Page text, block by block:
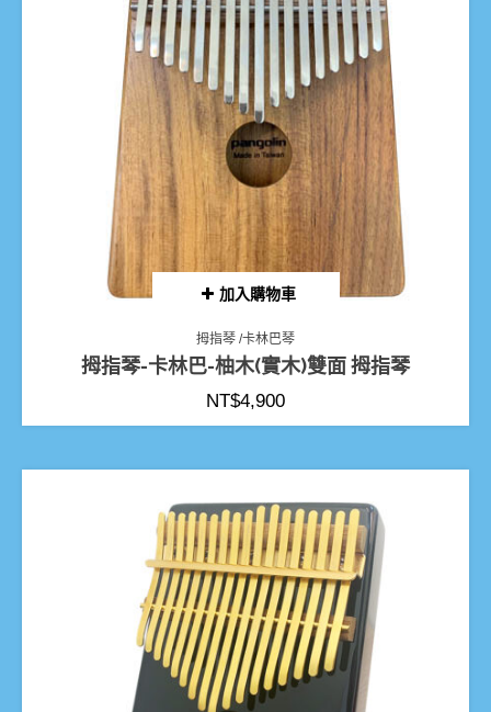
加入購物車
拇指琴 /卡林巴琴
拇指琴-卡林巴-柚木(實木)雙面 拇指琴
NT$4,900